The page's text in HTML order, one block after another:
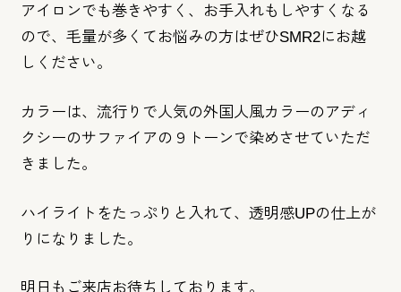
アイロンでも巻きやすく、お手入れもしやすくなる
ので、毛量が多くてお悩みの方はぜひSMR2にお越
しください。
カラーは、流行りで人気の外国人風カラーのアディ
クシーのサファイアの９トーンで染めさせていただ
きました。
ハイライトをたっぷりと入れて、透明感UPの仕上が
りになりました。
明日もご来店お待ちしております。